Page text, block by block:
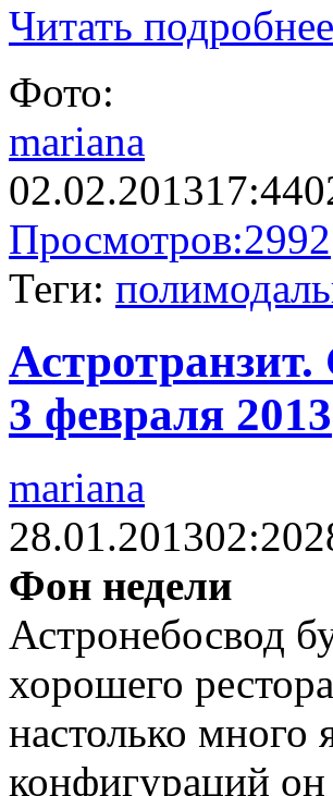
Читать
Фото:
mariana
02.02.201317:44
Просмотров:2992
Теги:
3 февраля 2013
mariana
28.01.201302:20
Фон недели
Астронебосвод
хорошего
настолько много
конфигураций